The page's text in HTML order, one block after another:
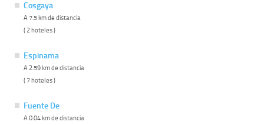
Cosgaya
A 7.5 km de distancia
( 2 hoteles )
Espinama
A 2.59 km de distancia
( 7 hoteles )
Fuente De
A 0.04 km de distancia